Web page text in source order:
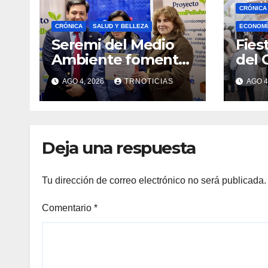
CRÓNICA SALUD Y BELLEZA
Seremi del Medio
Ambiente fomentó
iniciativa de
vermicompostaje
domiciliario en
AGO 4, 2026 TRNOTICIAS
CRÓNICA
del
AGO
Deja una respuesta
Tu dirección de correo electrónico no será publicada.
Comentario *